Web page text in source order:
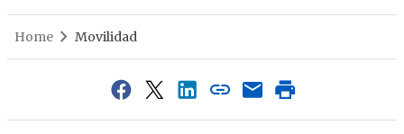
Home Movilidad